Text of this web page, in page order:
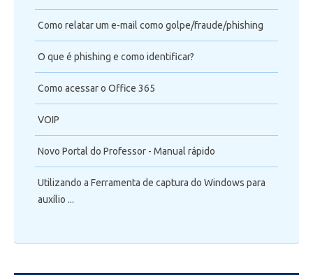
Como relatar um e-mail como golpe/fraude/phishing
O que é phishing e como identificar?
Como acessar o Office 365
VOIP
Novo Portal do Professor - Manual rápido
Utilizando a Ferramenta de captura do Windows para
auxílio ...